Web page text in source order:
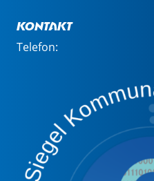
Kontakt
Telefon: